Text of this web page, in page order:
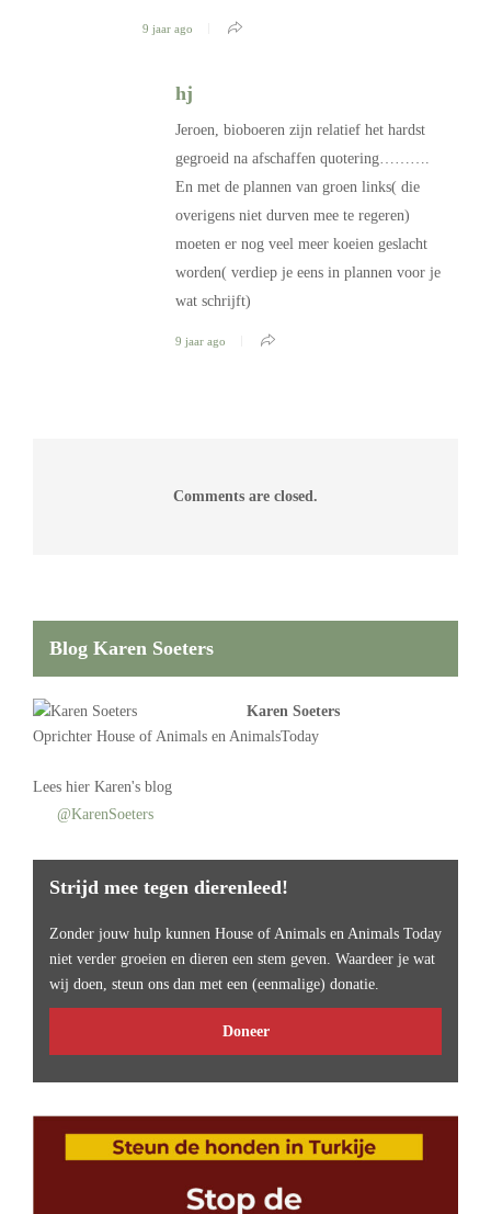
9 jaar ago
hj
Jeroen, bioboeren zijn relatief het hardst
gegroeid na afschaffen quotering……….
En met de plannen van groen links( die
overigens niet durven mee te regeren)
moeten er nog veel meer koeien geslacht
worden( verdiep je eens in plannen voor je
wat schrijft)
9 jaar ago
Comments are closed.
Blog Karen Soeters
Karen Soeters
Oprichter House of Animals en AnimalsToday
Lees hier Karen's blog
@KarenSoeters
Strijd mee tegen dierenleed!
Zonder jouw hulp kunnen House of Animals en Animals Today
niet verder groeien en dieren een stem geven. Waardeer je wat
wij doen, steun ons dan met een (eenmalige) donatie.
Doneer